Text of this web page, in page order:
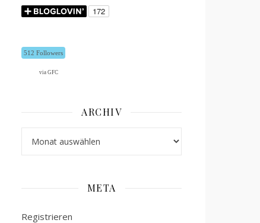
512 Followers
via GFC
ARCHIV
META
Registrieren